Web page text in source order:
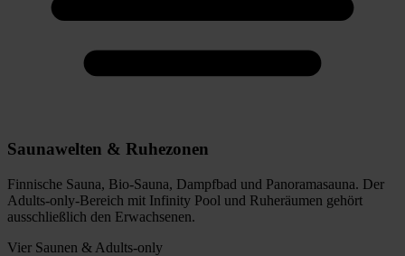
Saunawelten & Ruhezonen
Finnische Sauna, Bio-Sauna, Dampfbad und Panoramasauna. Der
Adults-only-Bereich mit Infinity Pool und Ruheräumen gehört
ausschließlich den Erwachsenen.
Vier Saunen & Adults-only